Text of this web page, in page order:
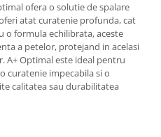
ofera o solutie de spalare
atat curatenie profunda, cat
o formula echilibrata, aceste
a petelor, protejand in acelasi
A+ Optimal este ideal pentru
curatenie impecabila si o
calitatea sau durabilitatea